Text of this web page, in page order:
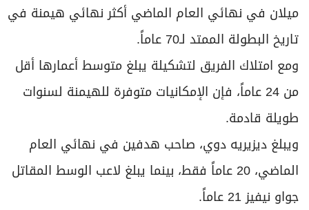
ميلان في نهائي العام الماضي أكثر نهائي هيمنة في
تاريخ البطولة الممتد لـ70 عاماً.
ومع امتلاك الفريق لتشكيلة يبلغ متوسط أعمارها أقل
من 24 عاماً، فإن الإمكانيات متوفرة للهيمنة لسنوات
طويلة قادمة.
ويبلغ ديزيريه دوي، صاحب هدفين في نهائي العام
الماضي، 20 عاماً فقط، بينما يبلغ لاعب الوسط المقاتل
جواو نيفيز 21 عاماً.